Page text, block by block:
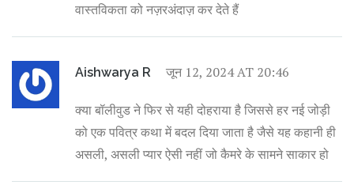
वास्तविकता को नज़रअंदाज़ कर देते हैं
Aishwarya R जून 12, 2024 AT 20:46
क्या बॉलीवुड ने फिर से यही दोहराया है जिससे हर नई जोड़ी
को एक पवित्र कथा में बदल दिया जाता है जैसे यह कहानी ही
असली, असली प्यार ऐसी नहीं जो कैमरे के सामने साकार हो